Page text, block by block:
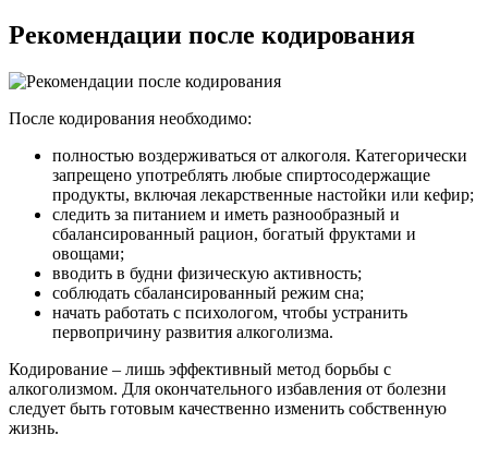
Рекомендации после кодирования
После кодирования необходимо:
полностью воздерживаться от алкоголя. Категорически
запрещено употреблять любые спиртосодержащие
продукты, включая лекарственные настойки или кефир;
следить за питанием и иметь разнообразный и
сбалансированный рацион, богатый фруктами и
овощами;
вводить в будни физическую активность;
соблюдать сбалансированный режим сна;
начать работать с психологом, чтобы устранить
первопричину развития алкоголизма.
Кодирование – лишь эффективный метод борьбы с
алкоголизмом. Для окончательного избавления от болезни
следует быть готовым качественно изменить собственную
жизнь.